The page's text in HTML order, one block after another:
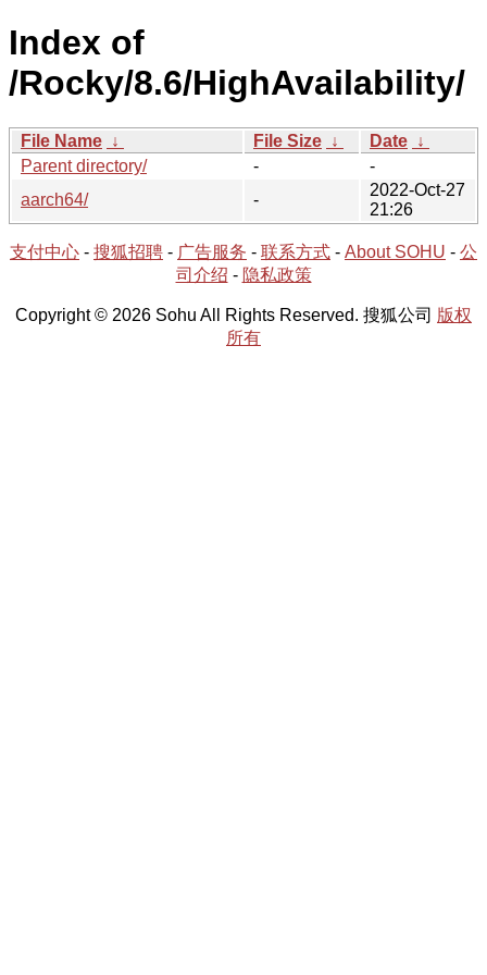
Index of
/Rocky/8.6/HighAvailability/
File Name ↓ File Size ↓ Date ↓
Parent directory/
-
-
aarch64/
-
2022-Oct-27
21:26
支付中心 - 搜狐招聘 - 广告服务 - 联系方式 - About SOHU - 公
司介绍 - 隐私政策
Copyright © 2026 Sohu All Rights Reserved. 搜狐公司 版权
所有